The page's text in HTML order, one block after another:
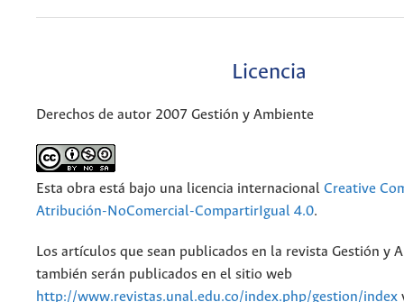
Licencia
Derechos de autor 2007 Gestión y Ambiente
Esta obra está bajo una licencia internacional Creative
Atribución-NoComercial-CompartirIgual 4.0.
Los artículos que sean publicados en la revista Gestión y
también serán publicados en el sitio web
http://www.revistas.unal.edu.co/index.php/gestion/index